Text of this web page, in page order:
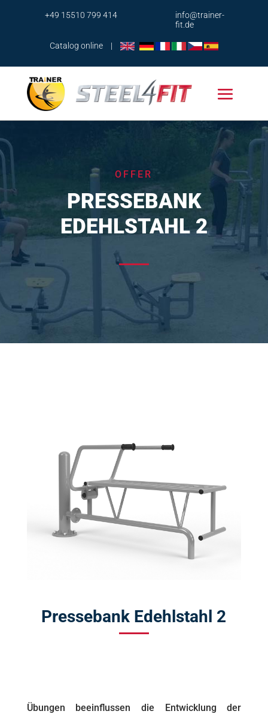
+49 15510 799 414
info@trainer-
fit.de
Catalog online |
OFFER
PRESSEBANK
EDEHLSTAHL 2
Pressebank Edehlstahl 2
Übungen beeinflussen die Entwicklung der